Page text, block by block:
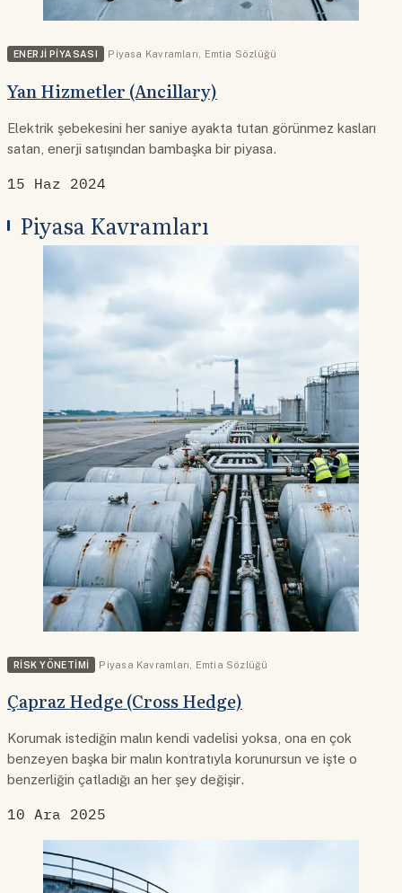
ENERJI PIYASASI Piyasa Kavramları Emtia Sözlüğü
Yan Hizmetler (Ancillary)
Elektrik şebekesini her saniye ayakta tutan görünmez kasları
satan, enerji satışından bambaşka bir piyasa.
15 Haz 2024
Piyasa Kavramları
RISK YÖNETIMI Piyasa Kavramları Emtia Sözlüğü
Çapraz Hedge (Cross Hedge)
Korumak istediğin malın kendi vadelisi yoksa, ona en çok
benzeyen başka bir malın kontratıyla korunursun ve işte o
benzerliğin çatladığı an her şey değişir.
10 Ara 2025